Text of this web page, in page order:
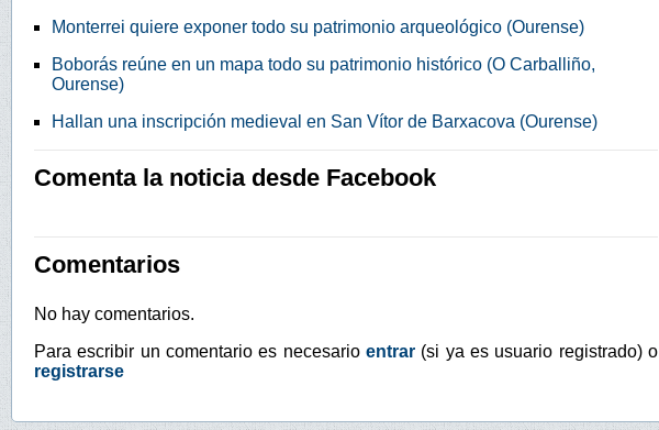
Monterrei quiere exponer todo su patrimonio arqueológico (Ourense)
Boborás reúne en un mapa todo su patrimonio histórico (O Carballiño,
Ourense)
Hallan una inscripción medieval en San Vítor de Barxacova (Ourense)
Comenta la noticia desde Facebook
Comentarios
No hay comentarios.
Para escribir un comentario es necesario entrar (si ya es usuario registrado) o
registrarse